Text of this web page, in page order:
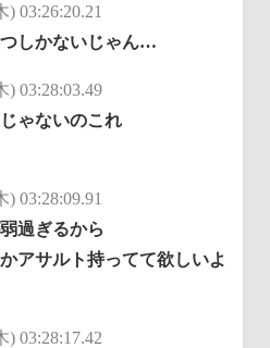
) 03:26:20.21
しかないじゃん…
) 03:28:03.49
ゃないのこれ
) 03:28:09.91
過ぎるから
アサルト持ってて欲しいよ
) 03:28:17.42